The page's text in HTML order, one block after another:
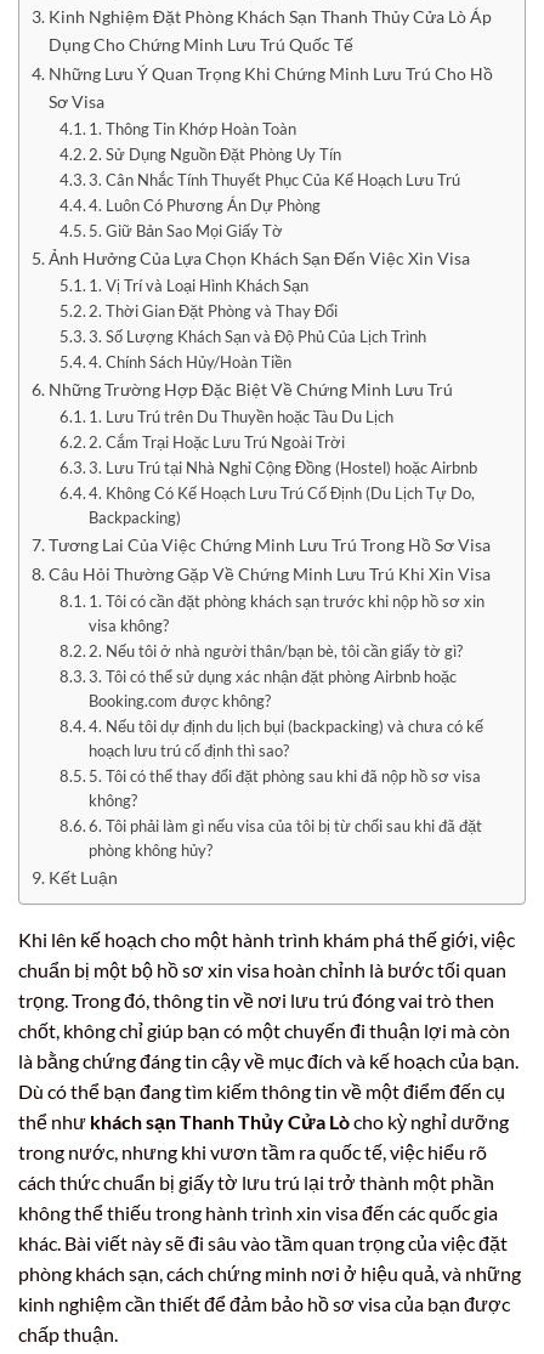
Kinh Nghiệm Đặt Phòng Khách Sạn Thanh Thủy Cửa Lò Áp
Dụng Cho Chứng Minh Lưu Trú Quốc Tế
Những Lưu Ý Quan Trọng Khi Chứng Minh Lưu Trú Cho Hồ
Sơ Visa
1. Thông Tin Khớp Hoàn Toàn
2. Sử Dụng Nguồn Đặt Phòng Uy Tín
3. Cân Nhắc Tính Thuyết Phục Của Kế Hoạch Lưu Trú
4. Luôn Có Phương Án Dự Phòng
5. Giữ Bản Sao Mọi Giấy Tờ
Ảnh Hưởng Của Lựa Chọn Khách Sạn Đến Việc Xin Visa
1. Vị Trí và Loại Hình Khách Sạn
2. Thời Gian Đặt Phòng và Thay Đổi
3. Số Lượng Khách Sạn và Độ Phủ Của Lịch Trình
4. Chính Sách Hủy/Hoàn Tiền
Những Trường Hợp Đặc Biệt Về Chứng Minh Lưu Trú
1. Lưu Trú trên Du Thuyền hoặc Tàu Du Lịch
2. Cắm Trại Hoặc Lưu Trú Ngoài Trời
3. Lưu Trú tại Nhà Nghỉ Cộng Đồng (Hostel) hoặc Airbnb
4. Không Có Kế Hoạch Lưu Trú Cố Định (Du Lịch Tự Do,
Backpacking)
Tương Lai Của Việc Chứng Minh Lưu Trú Trong Hồ Sơ Visa
Câu Hỏi Thường Gặp Về Chứng Minh Lưu Trú Khi Xin Visa
1. Tôi có cần đặt phòng khách sạn trước khi nộp hồ sơ xin
visa không?
2. Nếu tôi ở nhà người thân/bạn bè, tôi cần giấy tờ gì?
3. Tôi có thể sử dụng xác nhận đặt phòng Airbnb hoặc
Booking.com được không?
4. Nếu tôi dự định du lịch bụi (backpacking) và chưa có kế
hoạch lưu trú cố định thì sao?
5. Tôi có thể thay đổi đặt phòng sau khi đã nộp hồ sơ visa
không?
6. Tôi phải làm gì nếu visa của tôi bị từ chối sau khi đã đặt
phòng không hủy?
Kết Luận
Khi lên kế hoạch cho một hành trình khám phá thế giới, việc
chuẩn bị một bộ hồ sơ xin visa hoàn chỉnh là bước tối quan
trọng. Trong đó, thông tin về nơi lưu trú đóng vai trò then
chốt, không chỉ giúp bạn có một chuyến đi thuận lợi mà còn
là bằng chứng đáng tin cậy về mục đích và kế hoạch của bạn.
Dù có thể bạn đang tìm kiếm thông tin về một điểm đến cụ
thể như khách sạn Thanh Thủy Cửa Lòcho kỳ nghỉ dưỡng
trong nước, nhưng khi vươn tầm ra quốc tế, việc hiểu rõ
cách thức chuẩn bị giấy tờ lưu trú lại trở thành một phần
không thể thiếu trong hành trình xin visa đến các quốc gia
khác. Bài viết này sẽ đi sâu vào tầm quan trọng của việc đặt
phòng khách sạn, cách chứng minh nơi ở hiệu quả, và những
kinh nghiệm cần thiết để đảm bảo hồ sơ visa của bạn được
chấp thuận.